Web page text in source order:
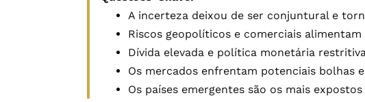
A incerteza deixou de ser conjuntural e
Riscos geopolíticos e comerciais
Dívida elevada e política monetária
Os mercados enfrentam potenciais bolhas
Os países emergentes são os mais